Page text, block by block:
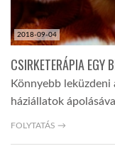
A VILÁG ITTHON
GLOBOTV BP
2018-09-04
CSIRKETERÁPIA EGY
Könnyebb leküzdeni
háziállatok
FOLYTATÁS →